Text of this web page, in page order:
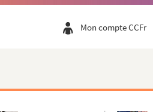
Mon compte CCFr